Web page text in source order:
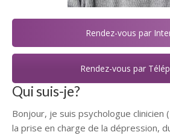
Qui suis-je?
Bonjour, je suis psychologue clinicien
la prise en charge de la dépression,
Rendez-vous par
Rendez-vous par